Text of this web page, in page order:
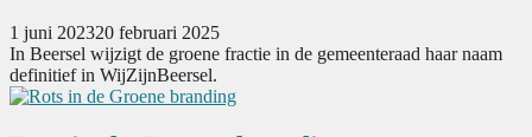
1 juni 202320 februari 2025
In Beersel wijzigt de groene fractie in de gemeenteraad haar naam
definitief in WijZijnBeersel.